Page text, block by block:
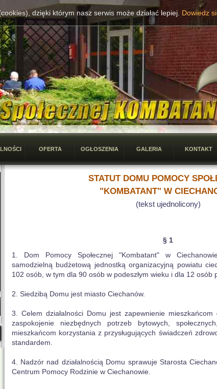
dzięki którym nasz serwis może działać lepiej. Dowiedz
OFERTA OGŁOSZENIA GALERIA KONTAKT
STATUT DOMU POMOCY
"KOMBATANT" W
(tekst ujednolicony)
§ 1
1. Dom Pomocy Społecznej "Kombatant" w
samodzielną budżetową jednostką organizacyjną powiatu
102 osób, w tym dla 90 osób w podeszłym wieku i dla 12 osób
2. Siedzibą Domu jest miasto Ciechanów.
3. Celem działalności Domu jest zapewnienie mieszkańcom
zaspokojenie niezbędnych potrzeb bytowych,
mieszkańcom korzystania z przysługujących świadczeń
standardem.
4. Nadzór nad działalnością Domu sprawuje Starosta
Centrum Pomocy Rodzinie w Ciechanowie.